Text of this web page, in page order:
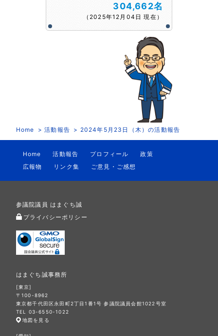
304,662名
（2025年12月04日 現在）
Home 活動報告 2024年5月23日（木）の活動報告
Home 活動報告 プロフィール
政策
広報物
リンク集 ご意見・ご感想
参議院議員 はまぐち誠
プライバシーポリシー
はまぐち誠事務所
[東京]
〒100-8962
東京都千代田区永田町2丁目1番1号 参議院議員会館1022号室
TEL 03-6550-1022
地図を見る